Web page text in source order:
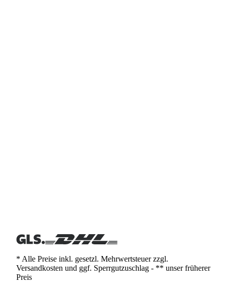
* Alle Preise inkl. gesetzl. Mehrwertsteuer zzgl.
Versandkosten und ggf. Sperrgutzuschlag - ** unser früherer
Preis